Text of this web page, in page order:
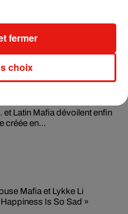
DJ Snake changeait de
son premier...
et Latin Mafia dévoilent enfin
créée en...
Mafia et Lykke Li
Is So Sad »
choix
fermer